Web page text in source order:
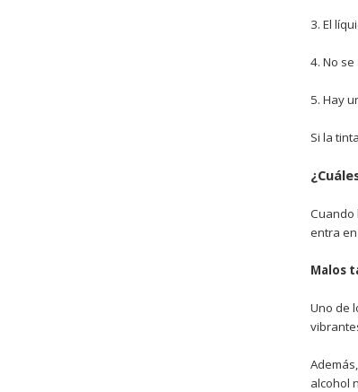
3. El
4. No
5. Hay
Si la
Cuando
entra
Malos
Uno de
alcohol